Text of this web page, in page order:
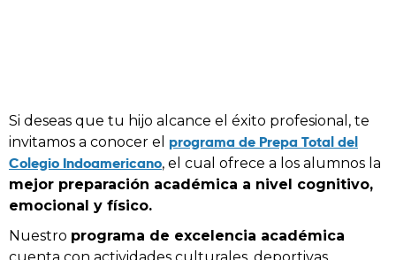
Si deseas que tu hijo alcance el éxito profesional, te
invitamos a conocer el programa de Prepa Total del
Colegio Indoamericano, el cual ofrece a los alumnos la
mejor preparación académica a nivel cognitivo,
emocional y físico.
Nuestro programa de excelencia académica
cuenta con actividades culturales, deportivas,